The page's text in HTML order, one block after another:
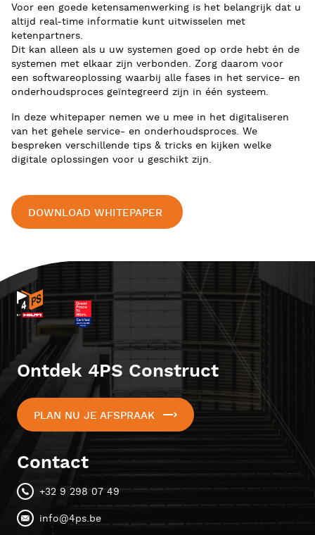
Voor een goede ketensamenwerking is het belangrijk dat u
altijd real-time informatie kunt uitwisselen met
ketenpartners.
Dit kan alleen als u uw systemen goed op orde hebt én de
systemen met elkaar zijn verbonden. Zorg daarom voor
een softwareoplossing waarbij alle fases in het service- en
onderhoudsproces geïntegreerd zijn in één systeem.
In deze whitepaper nemen we u mee in het digitaliseren
van het gehele service- en onderhoudsproces. We
bespreken verschillende tips & tricks en kijken welke
digitale oplossingen voor u geschikt zijn.
DOWNLOAD WHITEPAPER
Ontdek 4PS Construct
PLAN NU JE AFSPRAAK
Contact
+32 9 298 07 49
info@4ps.be